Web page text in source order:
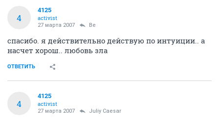
4
4125
activist
27 марта 2007 Be
спасибо. я действительно действую по интуиции.. а
насчет хорош.. любовь зла
ОТВЕТИТЬ
4
4125
activist
27 марта 2007 Juliy Caesar